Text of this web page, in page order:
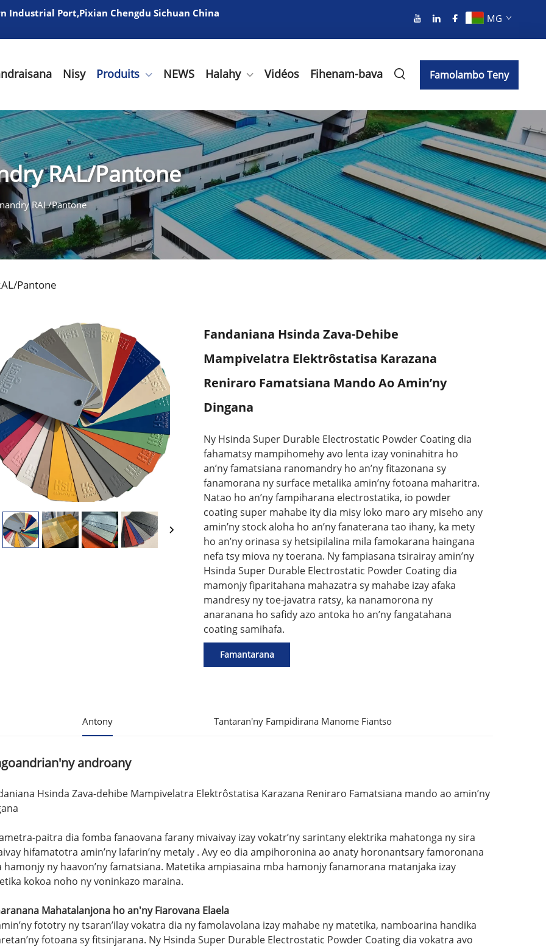
Industrial Port,Pixian Chengdu Sichuan China
MG
Nisy Produits NEWS Halahy Vidéos Fihenam-bava Famolambo Teny
RAL/Pantone
RAL/Pantone
Pantone
Fandaniana Hsinda Zava-Dehibe
Mampivelatra Elektrôstatisa Karazana
Reniraro Famatsiana Mando Ao Amin’ny
Dingana
Ny Hsinda Super Durable Electrostatic Powder Coating dia
fahamatsy mampihomehy avo lenta izay voninahitra ho
an’ny famatsiana ranomandry ho an’ny fitazonana sy
fanamorana ny surface metalika amin’ny fotoana maharitra.
Natao ho an’ny fampiharana electrostatika, io powder
coating super mahabe ity dia misy loko maro ary miseho any
amin’ny stock aloha ho an’ny fanaterana tao ihany, ka mety
ho an’ny orinasa sy hetsipilalina mila famokarana haingana
nefa tsy miova ny toerana. Ny fampiasana tsirairay amin’ny
Hsinda Super Durable Electrostatic Powder Coating dia
mamonjy fiparitahana mahazatra sy mahabe izay afaka
mandresy ny toe-javatra ratsy, ka nanamorona ny
anaranana ho safidy azo antoka ho an’ny fangatahana
coating samihafa.
Famantarana
Antony Tantaran'ny Fampidirana Manome Fiantso
androany
Hsinda Zava-dehibe Mampivelatra Elektrôstatisa Karazana Reniraro Famatsiana mando ao amin’ny
paitra dia fomba fanaovana farany mivaivay izay vokatr’ny sarintany elektrika mahatonga ny sira
hifamatotra amin’ny lafarin’ny metaly . Avy eo dia ampihoronina ao anaty horonantsary famoronana
hamonjy ny haavon’ny famatsiana. Matetika ampiasaina mba hamonjy fanamorana matanjaka izay
kokoa noho ny voninkazo maraina.
Mahatalanjona ho an'ny Fiarovana Elaela
fototry ny tsaran’ilay vokatra dia ny famolavolana izay mahabe ny matetika, namboarina handika
fotoana sy fitsinjarana. Ny Hsinda Super Durable Electrostatic Powder Coating dia vokatra avo